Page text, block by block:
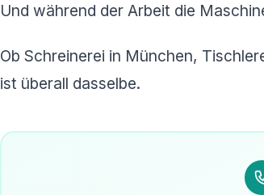
Und während der Arbeit die
Ob Schreinerei in München,
ist überall dasselbe.